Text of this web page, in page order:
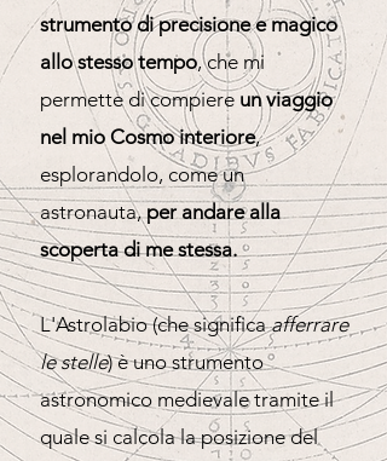
strumento di precisione e magico
allo stesso tempo, che mi
permette di compiere un viaggio
nel mio Cosmo interiore,
esplorandolo, come un
astronauta,per andare alla
scoperta di me stessa.
L'Astrolabio (che significaafferrare
le stelle) è uno strumento
astronomico medievale tramite il
quale si calcola la posizione del